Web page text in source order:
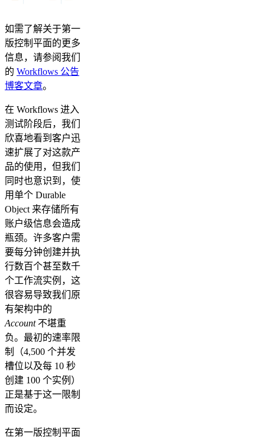
如需了解关于第一
版控制平面的更多
信息，请参阅我们
的 Workflows 公告
博客文章。
在 Workflows 进入
测试阶段后，我们
欣喜地看到客户迅
速扩展了对这款产
品的使用，但我们
同时也意识到，使
用单个 Durable
Object 来存储所有
账户级信息会造成
瓶颈。许多客户需
要每分钟创建并执
行数百个甚至数千
个工作流实例，这
很容易导致我们原
有架构中的
Account不堪重
负。最初的速率限
制（4,500 个并发
槽位以及每 10 秒
创建 100 个实例）
正是基于这一限制
而设定。
在第一版控制平面